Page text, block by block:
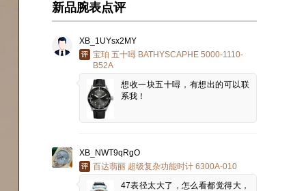
新品腕表点评
XB_1UYsx2MY
宝珀 五十噚 BATHYSCAPHE 5000-1110-
B52A
想收一块五十噚，有想出的可以联
系我！
XB_NWT9qRgO
百达翡丽 超级复杂功能时计 6300A-010
47表径太大了，怎么看都觉得大，